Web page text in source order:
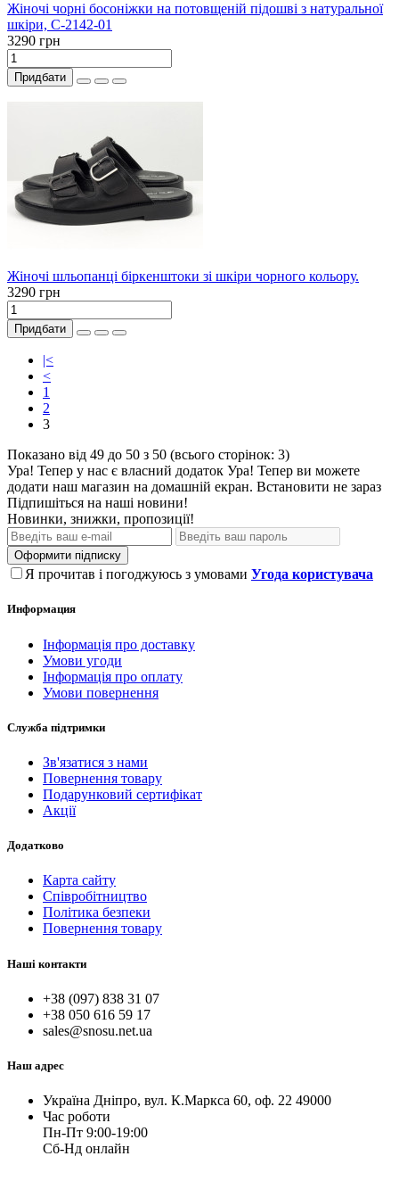
Жіночі чорні босоніжки на потовщеній підошві з натуральної
шкіри, С-2142-01
3290 грн
Придбати
Жіночі шльопанці біркенштоки зі шкіри чорного кольору.
3290 грн
Придбати
|<
<
1
2
3
Показано від 49 до 50 з 50 (всього сторінок: 3)
Ура! Тепер у нас є власний додаток Ура! Тепер ви можете
додати наш магазин на домашній екран. Встановити не зараз
Підпишіться на наші новини!
Новинки, знижки, пропозиції!
Оформити підписку
Я прочитав і погоджуюсь з умовами Угода користувача
Информация
Інформація про доставку
Умови угоди
Інформація про оплату
Умови повернення
Служба підтримки
Зв'язатися з нами
Повернення товару
Подарунковий сертифікат
Акції
Додатково
Карта сайту
Співробітництво
Політика безпеки
Повернення товару
Наші контакти
+38 (097) 838 31 07
+38 050 616 59 17
sales@snosu.net.ua
Наш адрес
Україна Дніпро, вул. К.Маркса 60, оф. 22 49000
Час роботи
Пн-Пт 9:00-19:00
Сб-Нд онлайн